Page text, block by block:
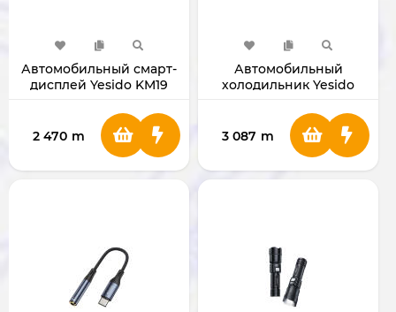
Автомобильный смарт-
дисплей Yesido KM19
2 470 m
Автомобильный
холодильник Yesido
3 087 m